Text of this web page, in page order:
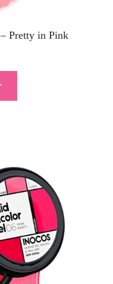
Pretty in Pink